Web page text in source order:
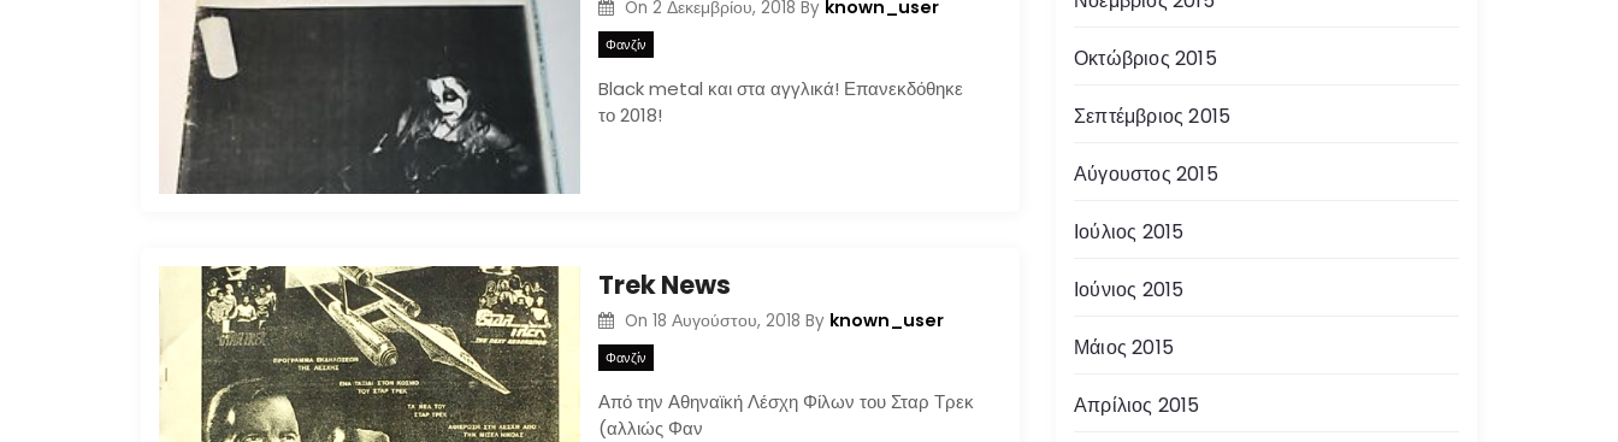
On 2 Δεκεμβρίου, 2018 By known_user
Φανζίν
Black metal και στα αγγλικά! Επανεκδόθηκε
το 2018!
Trek News
On 18 Αυγούστου, 2018 By known_user
Φανζίν
Από την Αθηναϊκή Λέσχη Φίλων του Σταρ Τρεκ
(αλλιώς Φαν
Οκτώβριος 2015
Σεπτέμβριος 2015
Αύγουστος 2015
Ιούλιος 2015
Ιούνιος 2015
Μάιος 2015
Απρίλιος 2015